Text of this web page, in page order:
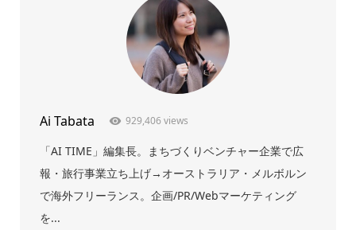
Ai Tabata 929,406 views
「AI TIME」編集長。まちづくりベンチャー企業で広
報・旅行事業立ち上げ→オーストラリア・メルボルン
で海外フリーランス。企画/PR/Webマーケティング
を...